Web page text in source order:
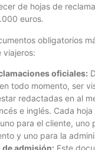
de hojas de
euros.
obligatorios
viajeros:
oficiales:
todo momento, ser
redactadas en al
e inglés. Cada
para el cliente, uno
y uno para la
admisión: Este